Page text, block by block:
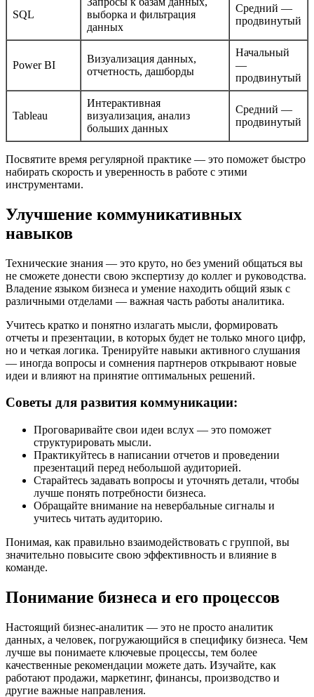
SQL
выборка и фильтрация
данных
Средний —
продвинутый
Power BI
Визуализация данных,
отчетность, дашборды
Начальный
—
продвинутый
Tableau
Интерактивная
визуализация, анализ
больших данных
Средний —
продвинутый
Посвятите время регулярной практике — это поможет быстро
набирать скорость и уверенность в работе с этими
инструментами.
Улучшение коммуникативных
навыков
Технические знания — это круто, но без умений общаться вы
не сможете донести свою экспертизу до коллег и руководства.
Владение языком бизнеса и умение находить общий язык с
различными отделами — важная часть работы аналитика.
Учитесь кратко и понятно излагать мысли, формировать
отчеты и презентации, в которых будет не только много цифр,
но и четкая логика. Тренируйте навыки активного слушания
— иногда вопросы и сомнения партнеров открывают новые
идеи и влияют на принятие оптимальных решений.
Советы для развития коммуникации:
Проговаривайте свои идеи вслух — это поможет
структурировать мысли.
Практикуйтесь в написании отчетов и проведении
презентаций перед небольшой аудиторией.
Старайтесь задавать вопросы и уточнять детали, чтобы
лучше понять потребности бизнеса.
Обращайте внимание на невербальные сигналы и
учитесь читать аудиторию.
Понимая, как правильно взаимодействовать с группой, вы
значительно повысите свою эффективность и влияние в
команде.
Понимание бизнеса и его процессов
Настоящий бизнес-аналитик — это не просто аналитик
данных, а человек, погружающийся в специфику бизнеса. Чем
лучше вы понимаете ключевые процессы, тем более
качественные рекомендации можете дать. Изучайте, как
работают продажи, маркетинг, финансы, производство и
другие важные направления.